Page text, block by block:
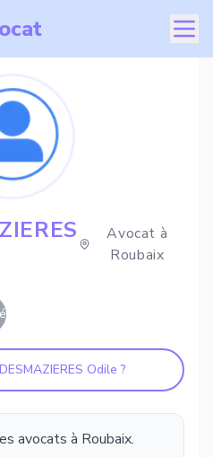
Avocat à
Roubaix
DESMAZIERES Odile ?
avocats à Roubaix.